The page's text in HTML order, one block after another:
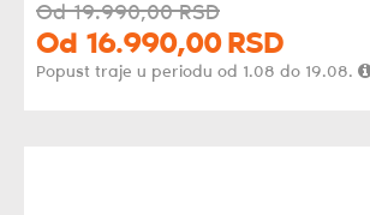
Od19.990,00 RSD
Od 16.990,00 RSD
Popust traje u periodu od 1.08 do 19.08.